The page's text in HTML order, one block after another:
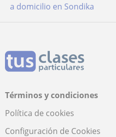
a domicilio en Sondika
Términos y condiciones
Política de cookies
Configuración de Cookies